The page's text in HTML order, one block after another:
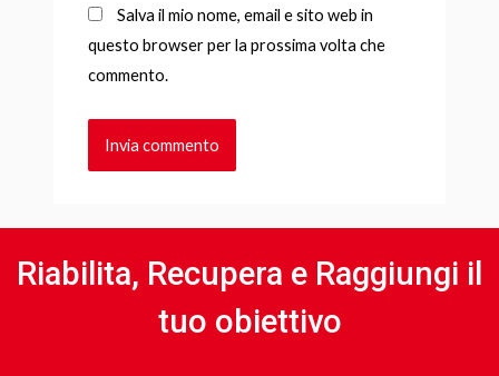
Salva il mio nome, email e sito web in
questo browser per la prossima volta che
commento.
Riabilita, Recupera e Raggiungi il
tuo obiettivo